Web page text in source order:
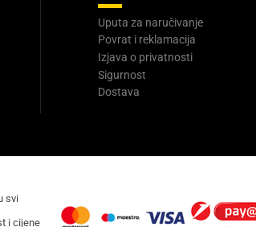
Uputa za naručivanje
Povrat i reklamacija
Izjava o privatnosti
Sigurnost
Dostava
svi
i cijene